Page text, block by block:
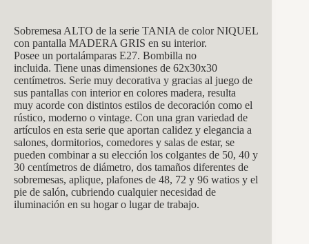
Sobremesa ALTO de la serie TANIA de color NIQUEL
con pantalla MADERA GRIS en su interior.
Posee un portalámparas E27. Bombilla no
incluida. Tiene unas dimensiones de 62x30x30
centímetros. Serie muy decorativa y gracias al juego de
sus pantallas con interior en colores madera, resulta
muy acorde con distintos estilos de decoración como el
rústico, moderno o vintage. Con una gran variedad de
artículos en esta serie que aportan calidez y elegancia a
salones, dormitorios, comedores y salas de estar, se
pueden combinar a su elección los colgantes de 50, 40 y
30 centímetros de diámetro, dos tamaños diferentes de
sobremesas, aplique, plafones de 48, 72 y 96 watios y el
pie de salón, cubriendo cualquier necesidad de
iluminación en su hogar o lugar de trabajo.